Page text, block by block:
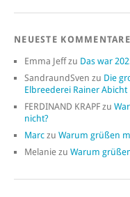
NEUESTE KOMMENTARE
Emma Jeffzu Das war
SandraundSven zu Die
Elbreederei Rainer Abicht
FERDINAND KRAPF zu
nicht?
Marc zu Warum grüßen
Melanie zu Warum